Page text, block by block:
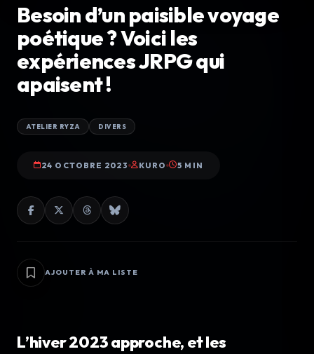
Besoin d’un paisible voyage
poétique ? Voici les
expériences JRPG qui
apaisent !
ATELIER RYZA DIVERS
24 OCTOBRE 2023 KURO 5 MIN
AJOUTER À MA LISTE
L’hiver 2023 approche, et les